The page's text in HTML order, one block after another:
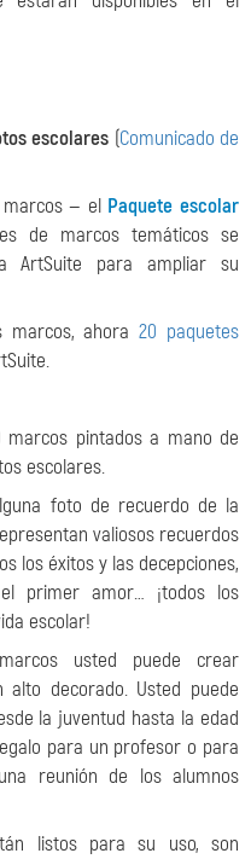
escolares (Comunicado de
marcos — el Paquete escolar
de marcos temáticos se
ArtSuite para ampliar su
marcos, ahora20 paquetes
marcos pintados a mano de
escolares.
foto de recuerdo de la
valiosos recuerdos
los éxitos y las decepciones,
primer amor… ¡todos los
escolar!
usted puede crear
decorado. Usted puede
la juventud hasta la edad
para un profesor o para
reunión de los alumnos
listos para su uso, son